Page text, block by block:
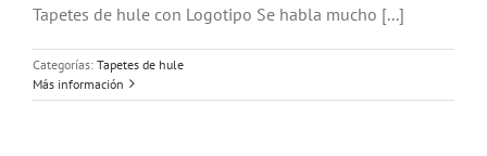
Tapetes de hule con Logotipo Se habla mucho [...]
Categorías: Tapetes de hule
Más información